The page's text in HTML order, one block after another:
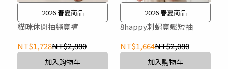
2026 春夏商品
貓咪休閒抽繩寬褲
NT$1,728NT$2,880
加入购物车
2026 春夏商品
8happy刺蝟寬鬆短袖
NT$1,664NT$2,080
加入购物车